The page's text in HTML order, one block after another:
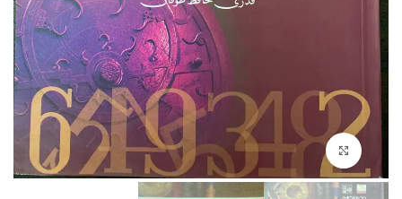
Click to enlarge